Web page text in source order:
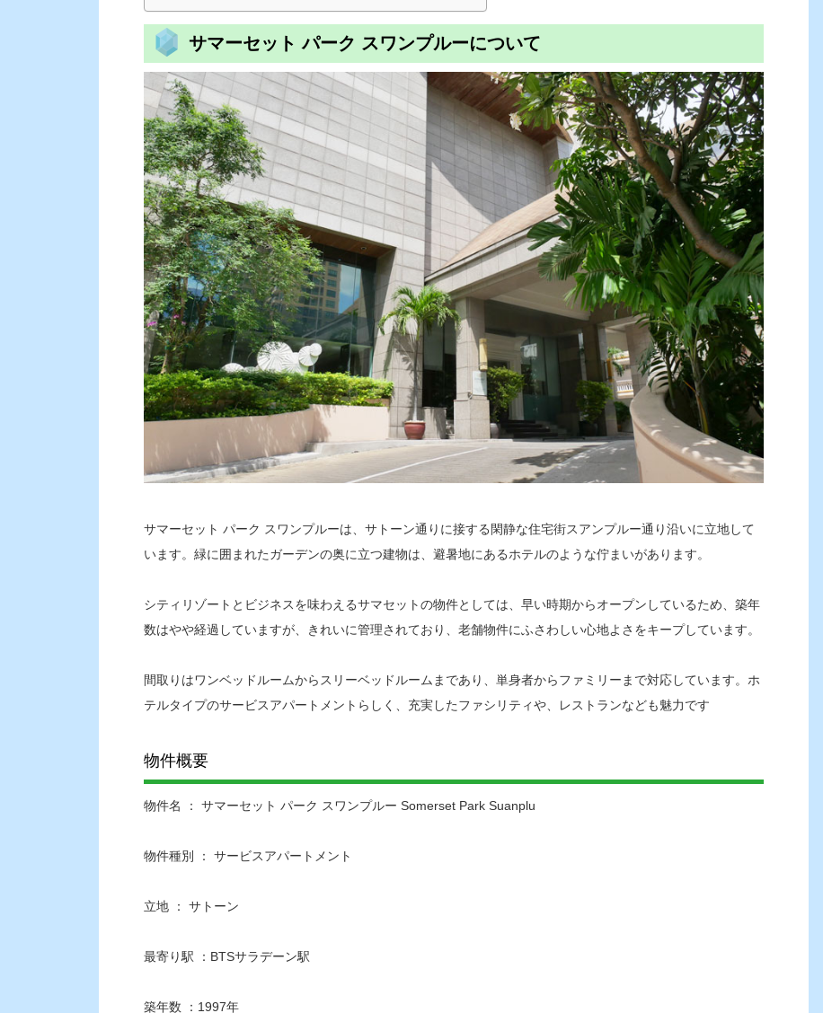
サマーセット パーク スワンプルーについて
サマーセット パーク スワンプルーは、サトーン通りに接する閑静な住宅街スアンプルー通り沿いに立地して
います。緑に囲まれたガーデンの奥に立つ建物は、避暑地にあるホテルのような佇まいがあります。
シティリゾートとビジネスを味わえるサマセットの物件としては、早い時期からオープンしているため、築年
数はやや経過していますが、きれいに管理されており、老舗物件にふさわしい心地よさをキープしています。
間取りはワンベッドルームからスリーベッドルームまであり、単身者からファミリーまで対応しています。ホ
テルタイプのサービスアパートメントらしく、充実したファシリティや、レストランなども魅力です
物件概要
物件名 ： サマーセット パーク スワンプルー Somerset Park Suanplu
物件種別 ： サービスアパートメント
立地 ： サトーン
最寄り駅 ：BTSサラデーン駅
築年数 ：1997年